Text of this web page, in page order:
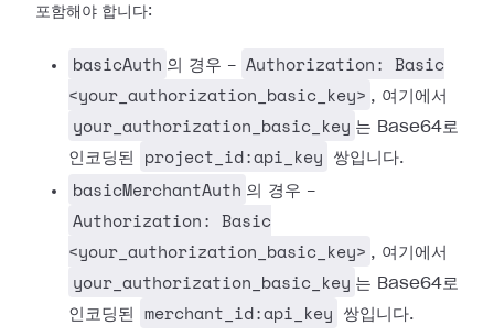
포함해야 합니다:
basicAuth 의 경우 - Authorization: Basic
<your_authorization_basic_key> , 여기에서
your_authorization_basic_key 는 Base64로
인코딩된
project_id:api_key 쌍입니다.
basicMerchantAuth 의 경우 -
Authorization: Basic
<your_authorization_basic_key> , 여기에서
your_authorization_basic_key 는 Base64로
인코딩된
merchant_id:api_key 쌍입니다.